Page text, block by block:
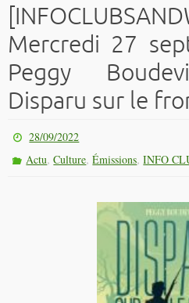
Mercredi 27
Peggy
Disparu sur le
28/09/2022
Actu,Culture,Émissions,INFO